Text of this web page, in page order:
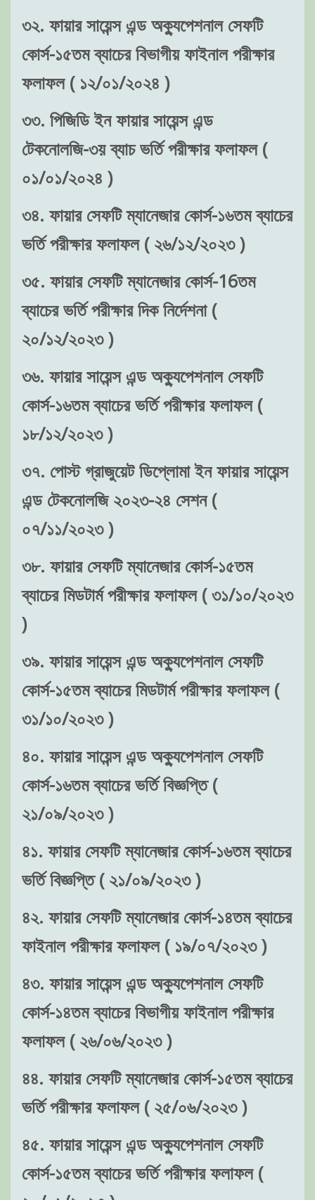
৩২. ফায়ার সায়েন্স এন্ড অক্যুপেশনাল সেফটি
কোর্স-১৫তম ব্যাচের বিভাগীয় ফাইনাল পরীক্ষার
ফলাফল ( ১২/০১/২০২৪ )
৩৩. পিজিডি ইন ফায়ার সায়েন্স এন্ড
টেকনোলজি-৩য় ব্যাচ ভর্তি পরীক্ষার ফলাফল (
০১/০১/২০২৪ )
৩৪. ফায়ার সেফটি ম্যানেজার কোর্স-১৬তম ব্যাচের
ভর্তি পরীক্ষার ফলাফল ( ২৬/১২/২০২৩ )
৩৫. ফায়ার সেফটি ম্যানেজার কোর্স-16তম
ব্যাচের ভর্তি পরীক্ষার দিক নির্দেশনা (
২০/১২/২০২৩ )
৩৬. ফায়ার সায়েন্স এন্ড অক্যুপেশনাল সেফটি
কোর্স-১৬তম ব্যাচের ভর্তি পরীক্ষার ফলাফল (
১৮/১২/২০২৩ )
৩৭. পোস্ট গ্রাজুয়েট ডিপ্লোমা ইন ফায়ার সায়েন্স
এন্ড টেকনোলজি ২০২৩-২৪ সেশন (
০৭/১১/২০২৩ )
৩৮. ফায়ার সেফটি ম্যানেজার কোর্স-১৫তম
ব্যাচের মিডটার্ম পরীক্ষার ফলাফল ( ৩১/১০/২০২৩
)
৩৯. ফায়ার সায়েন্স এন্ড অক্যুপেশনাল সেফটি
কোর্স-১৫তম ব্যাচের মিডটার্ম পরীক্ষার ফলাফল (
৩১/১০/২০২৩ )
৪০. ফায়ার সায়েন্স এন্ড অক্যুপেশনাল সেফটি
কোর্স-১৬তম ব্যাচের ভর্তি বিজ্ঞপ্তি (
২১/০৯/২০২৩ )
৪১. ফায়ার সেফটি ম্যানেজার কোর্স-১৬তম ব্যাচের
ভর্তি বিজ্ঞপ্তি ( ২১/০৯/২০২৩ )
৪২. ফায়ার সেফটি ম্যানেজার কোর্স-১৪তম ব্যাচের
ফাইনাল পরীক্ষার ফলাফল ( ১৯/০৭/২০২৩ )
৪৩. ফায়ার সায়েন্স এন্ড অক্যুপেশনাল সেফটি
কোর্স-১৪তম ব্যাচের বিভাগীয় ফাইনাল পরীক্ষার
ফলাফল ( ২৬/০৬/২০২৩ )
৪৪. ফায়ার সেফটি ম্যানেজার কোর্স-১৫তম ব্যাচের
ভর্তি পরীক্ষার ফলাফল ( ২৫/০৬/২০২৩ )
৪৫. ফায়ার সায়েন্স এন্ড অক্যুপেশনাল সেফটি
কোর্স-১৫তম ব্যাচের ভর্তি পরীক্ষার ফলাফল (